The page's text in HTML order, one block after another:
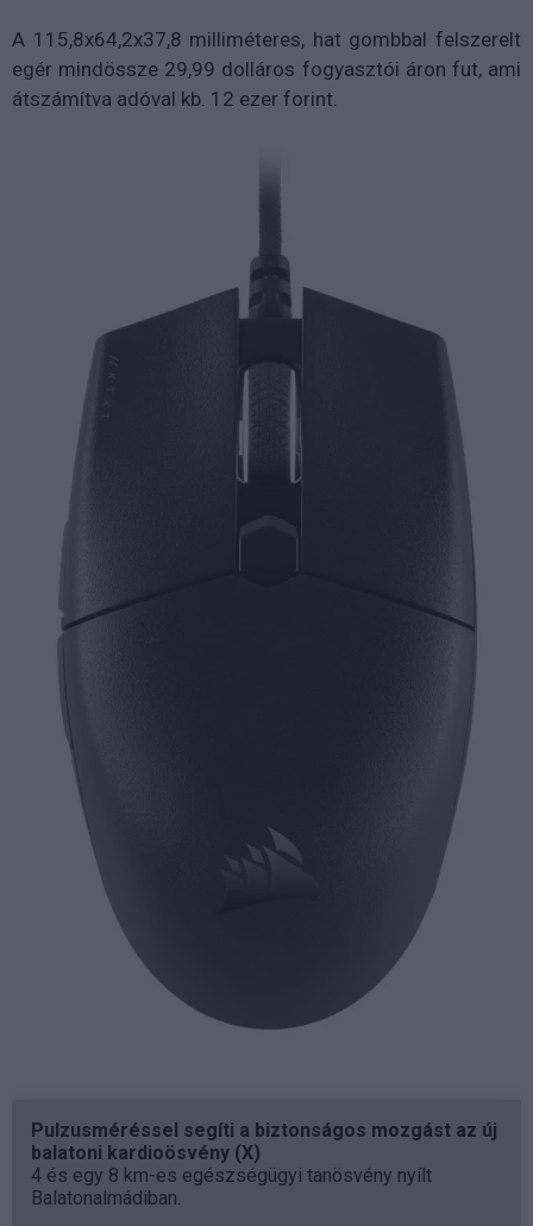
A 115,8x64,2x37,8 milliméteres, hat gombbal felszerelt
egér mindössze 29,99 dolláros fogyasztói áron fut, ami
átszámítva adóval kb. 12 ezer forint.
Pulzusméréssel segíti a biztonságos mozgást az új
balatoni kardioösvény (X)
4 és egy 8 km-es egészségügyi tanösvény nyílt
Balatonalmádiban.